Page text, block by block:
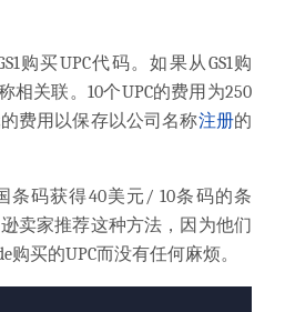
购买UPC代码。如果从GS1购
相关联。10个UPC的费用为250
费用以保存以公司名称注册的
条码获得40美元/ 10条码的条
卖家推荐这种方法，因为他们
买的UPC而没有任何麻烦。